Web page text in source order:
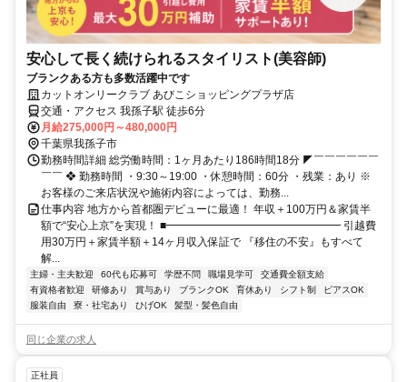
安心して長く続けられるスタイリスト(美容師)
ブランクある方も多数活躍中です
カットオンリークラブ あびこショッピングプラザ店
交通・アクセス 我孫子駅 徒歩6分
月給275,000円～480,000円
千葉県我孫子市
勤務時間詳細 総労働時間：1ヶ月あたり186時間18分 ◤￣￣￣￣￣￣
￣￣ ❖ 勤務時間 ・9:30～19:00 ・休憩時間：60分 ・残業：あり ※
お客様のご来店状況や施術内容によっては、勤務...
仕事内容 地方から首都圏デビューに最適！ 年収＋100万円＆家賃半
額で“安心上京”を実現！ ■━━━━━━━━━━━━━━━━ 引越費
用30万円＋家賃半額＋14ヶ月収入保証で 『移住の不安』もすべて
解...
主婦・主夫歓迎 60代も応募可 学歴不問 職場見学可
交通費全額支給
有資格者歓迎
研修あり 賞与あり ブランクOK 育休あり シフト制
ピアスOK
服装自由
寮・社宅あり ひげOK 髪型・髪色自由
同じ企業の求人
正社員